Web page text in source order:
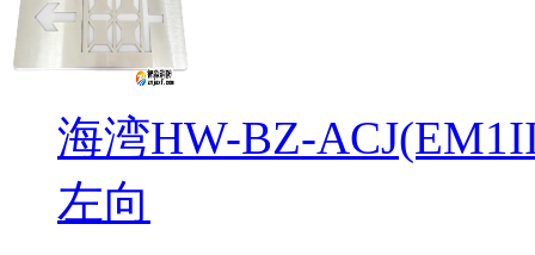
海湾HW-BZ-
左向